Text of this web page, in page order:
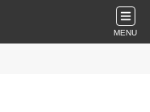
MENU